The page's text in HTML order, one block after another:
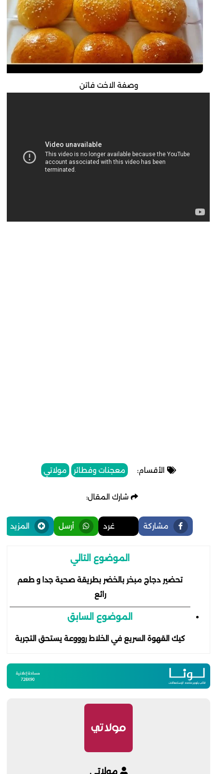
وصفة الاخت فاتن
الأقسام: معجنات وفطائر مولاتي
شارك المقال:
مشاركة غرد أرسل المزيد
الموضوع التالي
تحضير دجاج مبخر بالخضر بطريقة صحية جدا و طعم
رائع
الموضوع السابق
كيك القهوة السريع في الخلاط روووعة يستحق التجربة
مولاتي